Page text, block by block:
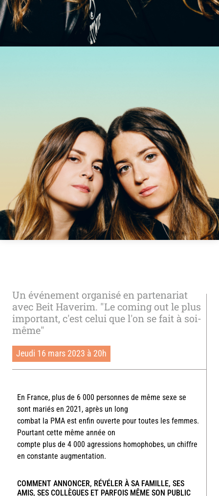
Un événement organisé en partenariat
avec Beit Haverim. "Le coming out le plus
important, c'est celui que l'on se fait à soi-
même"
Jeudi 16 mars 2023 à 20h
En France, plus de 6 000 personnes de même sexe se
sont mariés en 2021, après un long
combat la PMA est enfin ouverte pour toutes les femmes.
Pourtant cette même année on
compte plus de 4 000 agressions homophobes, un chiffre
en constante augmentation.
COMMENT ANNONCER, RÉVÉLER À SA FAMILLE, SES
AMIS, SES COLLÈGUES ET PARFOIS MÊME SON PUBLIC